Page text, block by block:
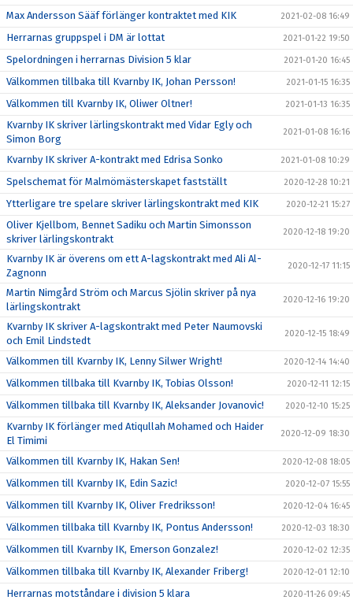
Max Andersson Sääf förlänger kontraktet med KIK 2021-02-08 16:49
Herrarnas gruppspel i DM är lottat 2021-01-22 19:50
Spelordningen i herrarnas Division 5 klar 2021-01-20 16:45
Välkommen tillbaka till Kvarnby IK, Johan Persson! 2021-01-15 16:35
Välkommen till Kvarnby IK, Oliwer Oltner! 2021-01-13 16:35
Kvarnby IK skriver lärlingskontrakt med Vidar Egly och
Simon Borg
2021-01-08 16:16
Kvarnby IK skriver A-kontrakt med Edrisa Sonko 2021-01-08 10:29
Spelschemat för Malmömästerskapet fastställt 2020-12-28 10:21
Ytterligare tre spelare skriver lärlingskontrakt med KIK 2020-12-21 15:27
Oliver Kjellbom, Bennet Sadiku och Martin Simonsson
skriver lärlingskontrakt
2020-12-18 19:20
Kvarnby IK är överens om ett A-lagskontrakt med Ali Al-
Zagnonn
2020-12-17 11:15
Martin Nimgård Ström och Marcus Sjölin skriver på nya
lärlingskontrakt
2020-12-16 19:20
Kvarnby IK skriver A-lagskontrakt med Peter Naumovski
och Emil Lindstedt
2020-12-15 18:49
Välkommen till Kvarnby IK, Lenny Silwer Wright! 2020-12-14 14:40
Välkommen tillbaka till Kvarnby IK, Tobias Olsson! 2020-12-11 12:15
Välkommen tillbaka till Kvarnby IK, Aleksander Jovanovic! 2020-12-10 15:25
Kvarnby IK förlänger med Atiqullah Mohamed och Haider
El Timimi
2020-12-09 18:30
Välkommen till Kvarnby IK, Hakan Sen! 2020-12-08 18:05
Välkommen till Kvarnby IK, Edin Sazic! 2020-12-07 15:55
Välkommen till Kvarnby IK, Oliver Fredriksson! 2020-12-04 16:45
Välkommen tillbaka till Kvarnby IK, Pontus Andersson! 2020-12-03 18:30
Välkommen till Kvarnby IK, Emerson Gonzalez! 2020-12-02 12:35
Välkommen tillbaka till Kvarnby IK, Alexander Friberg! 2020-12-01 12:10
Herrarnas motståndare i division 5 klara 2020-11-26 09:45